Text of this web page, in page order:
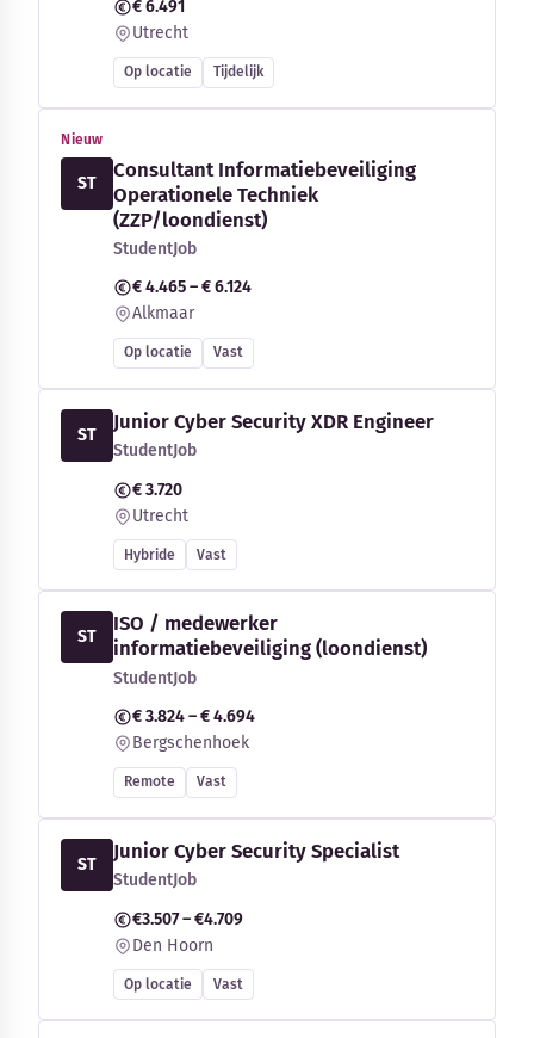
€ 6.491
Utrecht
Op locatie Tijdelijk
Nieuw
ST
Consultant Informatiebeveiliging
Operationele Techniek
(ZZP/loondienst)
StudentJob
€ 4.465 – € 6.124
Alkmaar
Op locatie Vast
ST
Junior Cyber Security XDR Engineer
StudentJob
€ 3.720
Utrecht
Hybride Vast
ST
ISO / medewerker
informatiebeveiliging (loondienst)
StudentJob
€ 3.824 – € 4.694
Bergschenhoek
Remote Vast
ST
Junior Cyber Security Specialist
StudentJob
€3.507 – €4.709
Den Hoorn
Op locatie Vast